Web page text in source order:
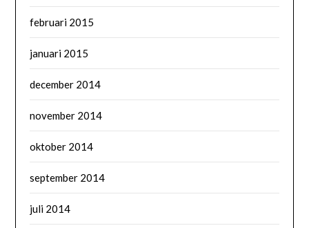
februari 2015
januari 2015
december 2014
november 2014
oktober 2014
september 2014
juli 2014